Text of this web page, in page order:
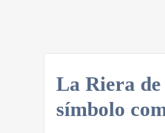
La Riera
símbolo